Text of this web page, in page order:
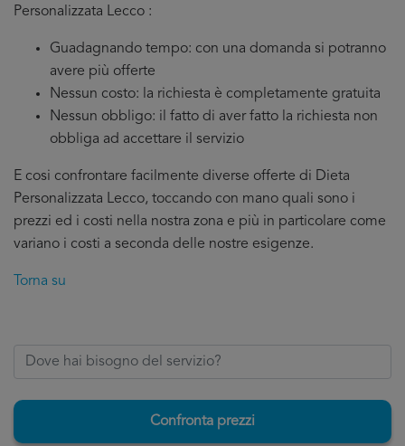
Personalizzata Lecco :
Guadagnando tempo: con una domanda si potranno
avere più offerte
Nessun costo: la richiesta è completamente gratuita
Nessun obbligo: il fatto di aver fatto la richiesta non
obbliga ad accettare il servizio
E cosi confrontare facilmente diverse offerte di Dieta
Personalizzata Lecco, toccando con mano quali sono i
prezzi ed i costi nella nostra zona e più in particolare come
variano i costi a seconda delle nostre esigenze.
Torna su
Confronta prezzi